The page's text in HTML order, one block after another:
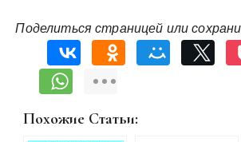
Поделиться страницей или
Похожие Статьи: